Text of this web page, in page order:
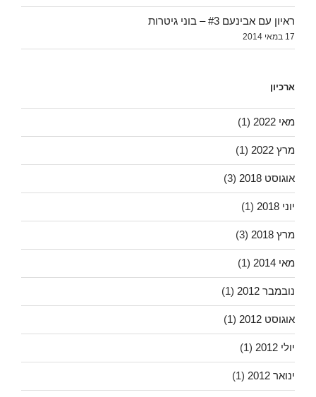
ראיון עם אבינעם #3 – בוני גיטרות
17 במאי 2014
ארכיון
מאי 2022 (1)
מרץ 2022 (1)
אוגוסט 2018 (3)
יוני 2018 (1)
מרץ 2018 (3)
מאי 2014 (1)
נובמבר 2012 (1)
אוגוסט 2012 (1)
יולי 2012 (1)
ינואר 2012 (1)